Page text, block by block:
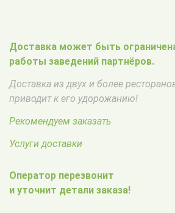
Доставка может быть
работы заведений партнёров.
Доставка из двух и более
приводит к его удорожанию!
Рекомендуем заказать
Услуги доставки
Оператор перезвонит
и уточнит детали заказа!